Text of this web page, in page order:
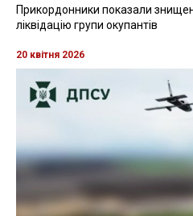
Прикордонники показали
ліквідацію групи окупантів
20 квітня 2026